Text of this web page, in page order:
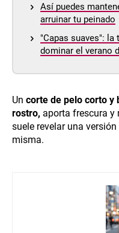
Así puedes
arruinar tu peinado
"Capas suaves":
dominar el verano
Un corte de pelo corto y
rostro, aporta frescura y
suele revelar una
misma.